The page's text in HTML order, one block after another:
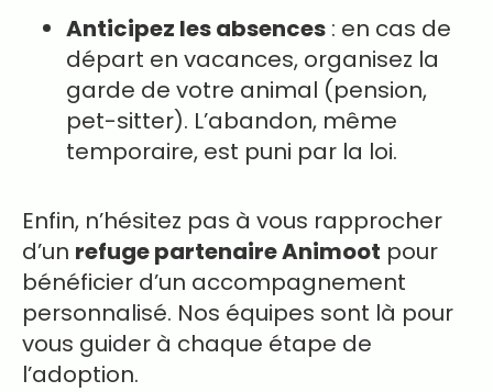
Anticipez les absences : en cas de
départ en vacances, organisez la
garde de votre animal (pension,
pet-sitter). L’abandon, même
temporaire, est puni par la loi.
Enfin, n’hésitez pas à vous rapprocher
d’un refuge partenaire Animoot pour
bénéficier d’un accompagnement
personnalisé. Nos équipes sont là pour
vous guider à chaque étape de
l’adoption.